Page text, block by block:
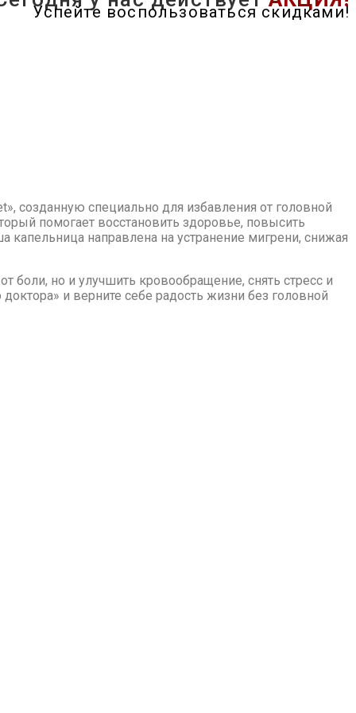
Успейте воспользоваться скидками!
созданную специально для избавления от головной
помогает восстановить здоровье, повысить
направлена на устранение мигрени, снижая
боли, но и улучшить кровообращение, снять стресс и
и верните себе радость жизни без головной